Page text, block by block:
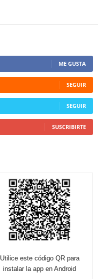
ME GUSTA
SEGUIR
SEGUIR
SUSCRIBIRTE
Utilice este código QR para
instalar la app en Android